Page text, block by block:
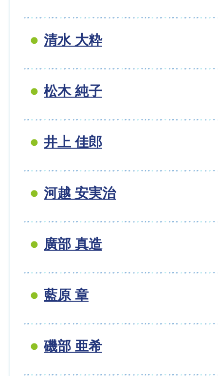
清水 大粋
松木 純子
井上 佳郎
河越 安実治
廣部 真造
藍原 章
磯部 亜希